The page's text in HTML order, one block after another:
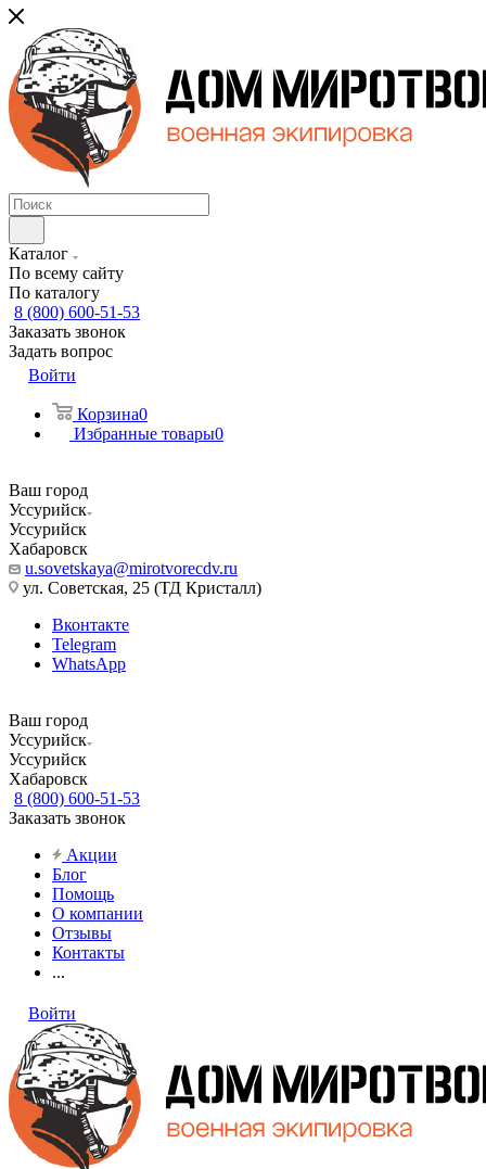
Каталог
По всему сайту
По каталогу
8 (800) 600-51-53
Заказать звонок
Задать вопрос
Войти
Корзина0
Избранные товары0
Ваш город
Уссурийск
Уссурийск
Хабаровск
u.sovetskaya@mirotvorecdv.ru
ул. Советская, 25 (ТД Кристалл)
Вконтакте
Telegram
WhatsApp
Ваш город
Уссурийск
Уссурийск
Хабаровск
8 (800) 600-51-53
Заказать звонок
Акции
Блог
Помощь
О компании
Отзывы
Контакты
...
Войти